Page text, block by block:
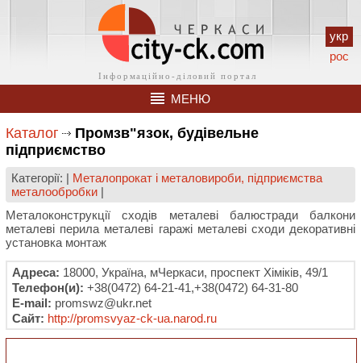
укр
рос
МЕНЮ
Каталог
Промзв"язок, будівельне
підприємство
Категорії: | Металопрокат і металовироби, підприємства
металообробки |
Металоконструкції сходів металеві балюстради балкони
металеві перила металеві гаражі металеві сходи декоративні
установка монтаж
Адреса: 18000, Україна, мЧеркаси, проспект Хіміків, 49/1
Телефон(и): +38(0472) 64-21-41,+38(0472) 64-31-80
E-mail: promswz@ukr.net
Сайт: http://promsvyaz-ck-ua.narod.ru